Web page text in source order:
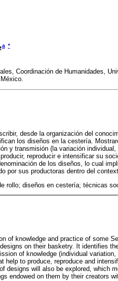
a *
Coordinación de Humanidades,
desde la organización del
los diseños en la cestería.
y transmisión (la variación
reproducir e intensificar su
de los diseños, lo cual
por sus productoras dentro del
rollo; diseños en cestería; técnicas
of knowledge and practice of some
on their basketry. It identifies
of knowledge (individual
help to produce, reproduce and
designs will also be explored, which
endowed on them by their creators